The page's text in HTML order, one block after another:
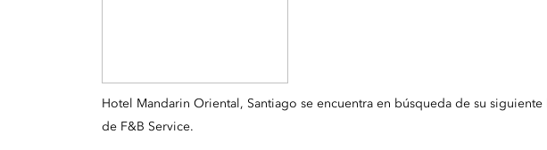
Hotel Mandarin Oriental, Santiago se encuentra en búsqueda de su siguiente
de F&B Service.